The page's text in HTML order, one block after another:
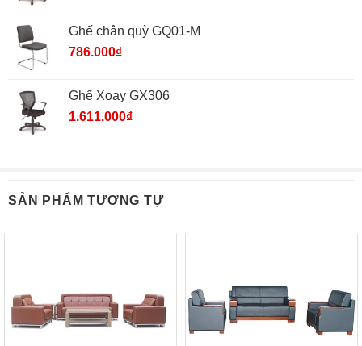
Ghế chân quỳ GQ01-M
786.000₫
Ghế Xoay GX306
1.611.000₫
SẢN PHẨM TƯƠNG TỰ